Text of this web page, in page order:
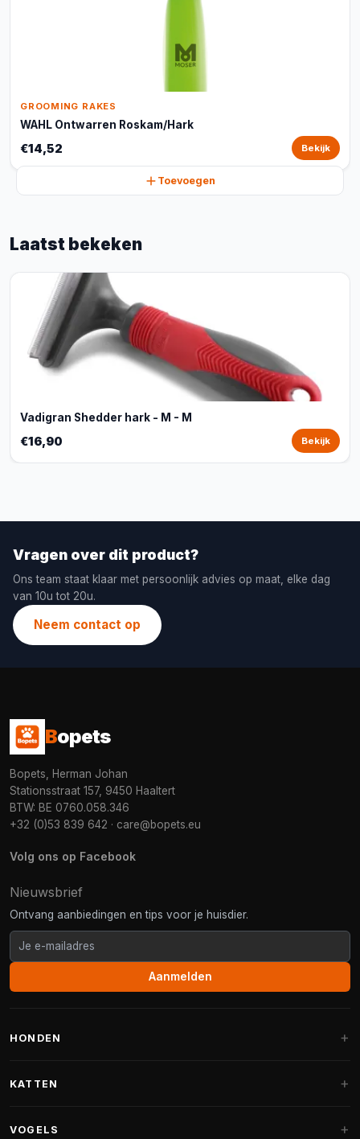
GROOMING RAKES
WAHL Ontwarren Roskam/Hark
€14,52 Bekijk
Toevoegen
Laatst bekeken
Vadigran Shedder hark - M - M
€16,90 Bekijk
Vragen over dit product?
Ons team staat klaar met persoonlijk advies op maat, elke dag
van 10u tot 20u.
Neem contact op
Bopets
Bopets, Herman Johan
Stationsstraat 157, 9450 Haaltert
BTW: BE 0760.058.346
+32 (0)53 839 642 · care@bopets.eu
Volg ons op Facebook
Nieuwsbrief
Ontvang aanbiedingen en tips voor je huisdier.
Aanmelden
HONDEN
Fantail hondenmanden
KATTEN
VOGELS